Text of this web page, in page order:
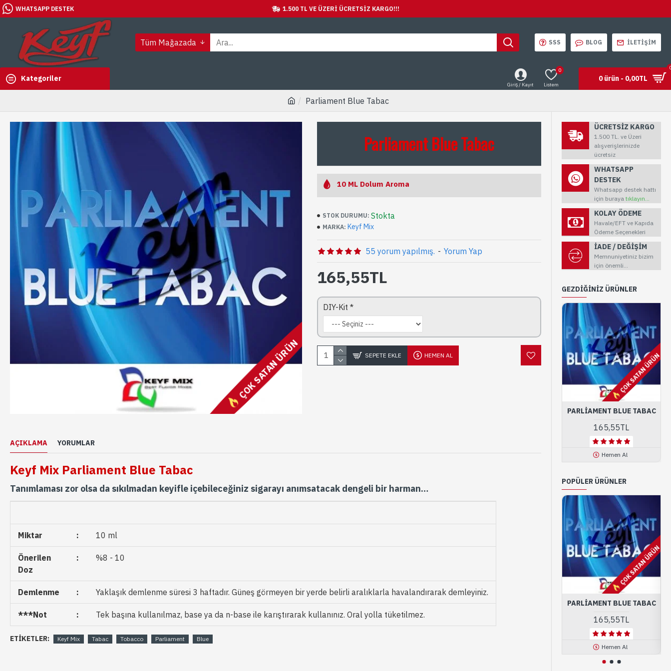
WHATSAPP DESTEK 1.500 TL VE ÜZERI ÜCRETSİZ KARGO!!!
Tüm Mağazada SSS BLOG İLETIŞIM
Kategoriler
Giriş / Kayıt Listem
0
0 ürün - 0,00TL
Parliament Blue Tabac
ÇOK SATAN ÜRÜN
Parliament Blue Tabac
10 ML Dolum Aroma
STOK DURUMU: Stokta
MARKA: Keyf Mix
55 yorum yapılmış. - Yorum Yap
165,55TL
DIY-Kit
SEPETE EKLE HEMEN AL
AÇIKLAMA YORUMLAR
Keyf Mix Parliament Blue Tabac
Tanımlaması zor olsa da sıkılmadan keyifle içebileceğiniz sigarayı anımsatacak dengeli bir harman…
Miktar : 10 ml
Önerilen
Doz
: %8 - 10
Demlenme : Yaklaşık demlenme süresi 3 haftadır. Güneş görmeyen bir yerde belirli aralıklarla havalandırarak demleyiniz.
***Not : Tek başına kullanılmaz, base ya da n-base ile karıştırarak kullanınız. Oral yolla tüketilmez.
ETIKETLER: Keyf Mix Tabac Tobacco Parliament Blue
ÜCRETSİZ KARGO
1.500 TL. ve Üzeri
alışverişlerinizde
ücretsiz
WHATSAPP
DESTEK
Whatsapp destek hattı
için buraya tıklayın...
KOLAY ÖDEME
Havale/EFT ve Kapıda
Ödeme Seçenekleri
İADE / DEĞİŞİM
Memnuniyetiniz bizim
için önemli...
GEZDIĞINIZ ÜRÜNLER
ÇOK SATAN ÜRÜN
PARLIAMENT BLUE TABAC
165,55TL
Hemen Al
POPÜLER ÜRÜNLER
ÇOK SATAN ÜRÜN
PARLIAMENT BLUE TABAC
165,55TL
Hemen Al